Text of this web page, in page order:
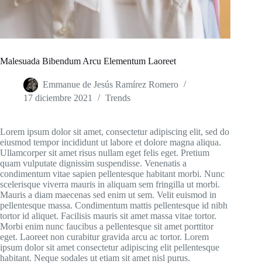
Malesuada Bibendum Arcu Elementum Laoreet
Emmanue de Jesús Ramírez Romero
17 diciembre 2021
Trends
Lorem ipsum dolor sit amet, consectetur adipiscing elit, sed do
eiusmod tempor incididunt ut labore et dolore magna aliqua.
Ullamcorper sit amet risus nullam eget felis eget. Pretium
quam vulputate dignissim suspendisse. Venenatis a
condimentum vitae sapien pellentesque habitant morbi. Nunc
scelerisque viverra mauris in aliquam sem fringilla ut morbi.
Mauris a diam maecenas sed enim ut sem. Velit euismod in
pellentesque massa. Condimentum mattis pellentesque id nibh
tortor id aliquet. Facilisis mauris sit amet massa vitae tortor.
Morbi enim nunc faucibus a pellentesque sit amet porttitor
eget. Laoreet non curabitur gravida arcu ac tortor. Lorem
ipsum dolor sit amet consectetur adipiscing elit pellentesque
habitant. Neque sodales ut etiam sit amet nisl purus.